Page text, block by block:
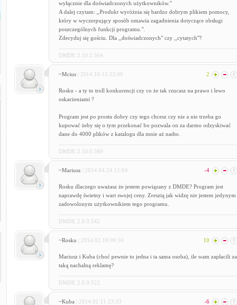
wyłącznie dla doświadczonych użytkowników."
A dalej czytam: ,,Produkt wyróżnia się bardzo dobrym plikiem pomocy,
który w wyczerpujący sposób omawia zagadnienia dotyczące obsługi
poszczególnych funkcji programu.".
Zdecyduj się gościu. Dla ,,doświadczonych" czy ,,cytatych"?
DMDE 2.10.2.564
~Mcius | 2014.10.13 23:06 2
Rosku - a ty to troll konkurencji czy co że tak rzucasz na prawo i lewo
oskarżeniami ?
Program jest po prostu dobry czy tego chcesz czy nie a nie trzeba go
kupować żeby się o tym przekonać bo pozwala on za darmo odzyskiwać
dane do 4000 plików z katalogu dla mnie aż nadto.
DMDE 2.10.0.560
~Mariusz | 2014.04.24 11:04 -4
Rosku dlaczego uważasz że jestem powiązany z DMDE? Program jest
naprawdę świetny i wart swojej ceny. Zresztą jak widzę nie jestem jedynym
zadowolonym użytkownikiem tego programu.
DMDE 2.8.0.542
~Rosku | 2014.02.19 09:50 10
Mariusz i Kuba (choć pewnie to jedna i ta sama osoba), ile wam zapłacili za
taką nachalną reklamę?
DMDE 2.6.0.522
~Kuba | 2014.02.11 23:33 -6